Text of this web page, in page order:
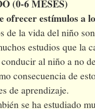
(0-6 MESES)
ofrecer estímulos a
de la vida del niño
estudios que la
al niño a no
consecuencia de
de aprendizaje.
se ha estudiado